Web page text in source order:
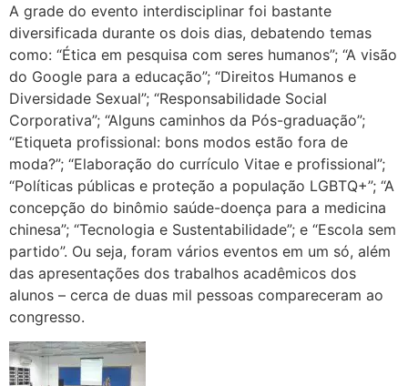
A grade do evento interdisciplinar foi bastante
diversificada durante os dois dias, debatendo temas
como: “Ética em pesquisa com seres humanos”; “A visão
do Google para a educação”; “Direitos Humanos e
Diversidade Sexual”; “Responsabilidade Social
Corporativa”; “Alguns caminhos da Pós-graduação”;
“Etiqueta profissional: bons modos estão fora de
moda?”; “Elaboração do currículo Vitae e profissional”;
“Políticas públicas e proteção a população LGBTQ+”; “A
concepção do binômio saúde-doença para a medicina
chinesa”; “Tecnologia e Sustentabilidade”; e “Escola sem
partido”. Ou seja, foram vários eventos em um só, além
das apresentações dos trabalhos acadêmicos dos
alunos – cerca de duas mil pessoas compareceram ao
congresso.